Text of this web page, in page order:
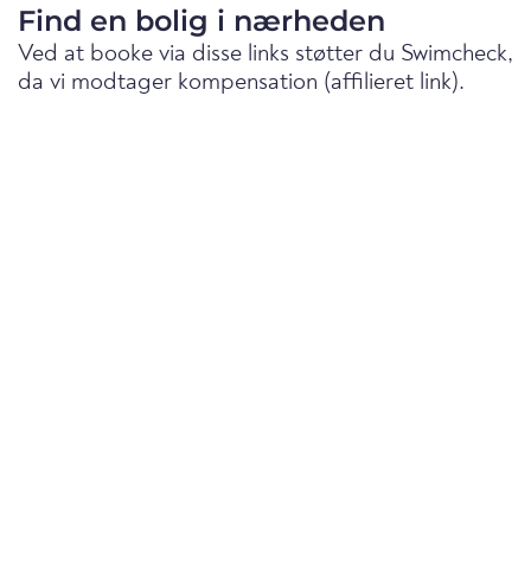
Find en bolig i nærheden
Ved at booke via disse links støtter du Swimcheck,
da vi modtager kompensation (affilieret link).